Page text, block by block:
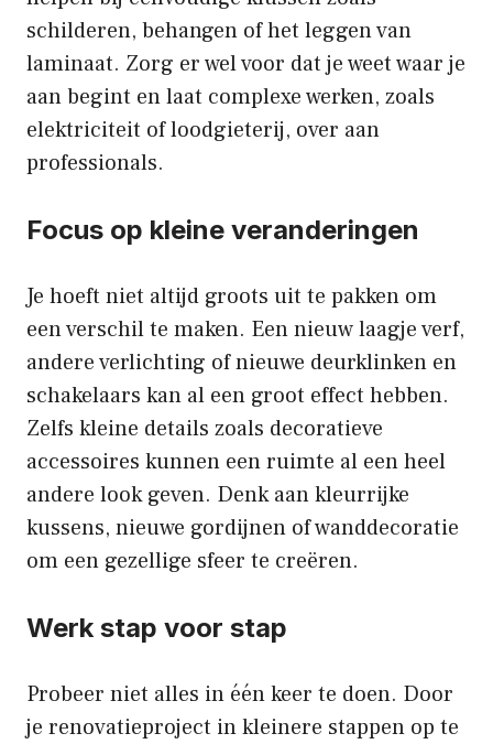
schilderen, behangen of het leggen van
laminaat. Zorg er wel voor dat je weet waar je
aan begint en laat complexe werken, zoals
elektriciteit of loodgieterij, over aan
professionals.
Focus op kleine veranderingen
Je hoeft niet altijd groots uit te pakken om
een verschil te maken. Een nieuw laagje verf,
andere verlichting of nieuwe deurklinken en
schakelaars kan al een groot effect hebben.
Zelfs kleine details zoals decoratieve
accessoires kunnen een ruimte al een heel
andere look geven. Denk aan kleurrijke
kussens, nieuwe gordijnen of wanddecoratie
om een gezellige sfeer te creëren.
Werk stap voor stap
Probeer niet alles in één keer te doen. Door
je renovatieproject in kleinere stappen op te